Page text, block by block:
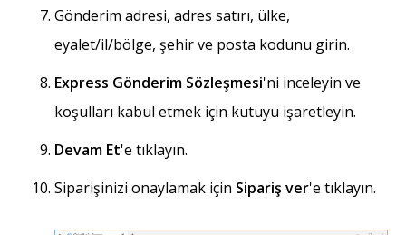
Gönderim adresi, adres satırı, ülke,
eyalet/il/bölge, şehir ve posta kodunu girin.
Express Gönderim Sözleşmesi'ni inceleyin ve
koşulları kabul etmek için kutuyu işaretleyin.
Devam Et'e tıklayın.
Siparişinizi onaylamak için Sipariş ver'e tıklayın.